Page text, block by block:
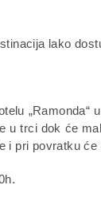
lako
„Ramonda“
trci dok će
i pri povratku